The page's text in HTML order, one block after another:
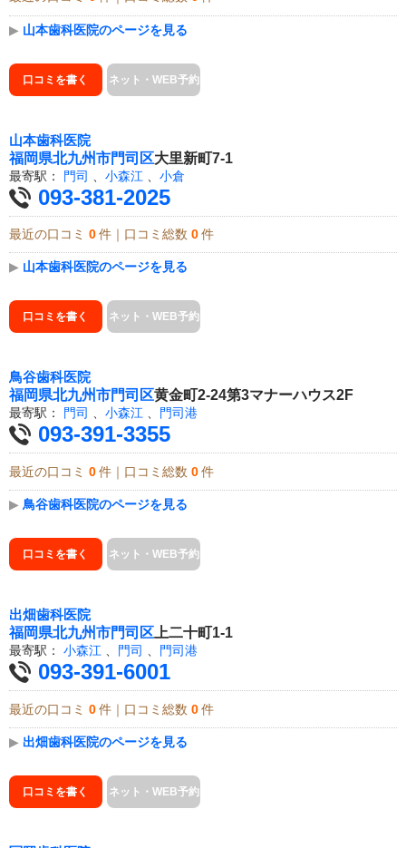
▶ 山本歯科医院のページを見る
口コミを書く ネット・WEB予約
山本歯科医院
福岡県北九州市門司区大里新町7-1
最寄駅： 門司 小森江 小倉
093-381-2025
最近の口コミ 0 件｜口コミ総数 0 件
▶ 山本歯科医院のページを見る
口コミを書く ネット・WEB予約
鳥谷歯科医院
福岡県北九州市門司区黄金町2-24第3マナーハウス2F
最寄駅： 門司 、 小森江 、 門司港
093-391-3355
最近の口コミ 0 件｜口コミ総数 0 件
▶ 鳥谷歯科医院のページを見る
口コミを書く ネット・WEB予約
出畑歯科医院
福岡県北九州市門司区 上二十町1-1
最寄駅： 小森江 、 門司 、 門司港
093-391-6001
最近の口コミ 0 件｜口コミ総数 0 件
▶ 出畑歯科医院のページを見る
口コミを書く ネット・WEB予約